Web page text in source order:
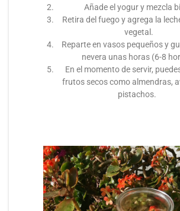
Añade el yogur y mezcla
Retira del fuego y agrega la
vegetal.
Reparte en vasos pequeños y
nevera unas horas (6-8
En el momento de servir,
frutos secos como almendras,
pistachos.